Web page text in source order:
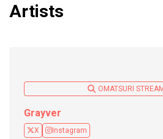
Artists
OMATSURI
Grayver
X Instagram